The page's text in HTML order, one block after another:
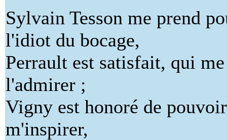
Sylvain Tesson me prend
l'idiot du bocage,
Perrault est satisfait, qui
l'admirer ;
Vigny est honoré de pouvoir
m'inspirer,